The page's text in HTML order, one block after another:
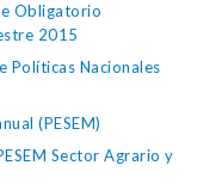
Obligatorio
2015
Políticas Nacionales
(PESEM)
Sector Agrario y